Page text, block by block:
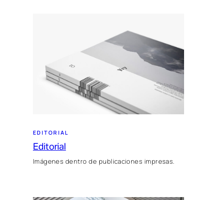
EDITORIAL
Editorial
Imágenes dentro de publicaciones impresas.